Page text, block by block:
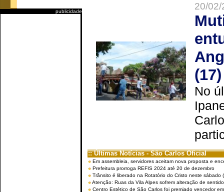
publicidade 20/
(17)
No
:: Últimas Notícias - São Carlos Oficial
Em assembleia, servidores aceitam nova proposta e
Prefeitura prorroga REFIS 2024 até 20 de dezembro
Trânsito é liberado na Rotatório do Cristo neste sábado
Atenção: Ruas da Vila Alpes sofrem alteração de
Centro Estético de São Carlos foi premiado vencedor